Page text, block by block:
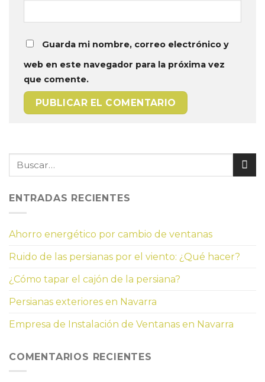
Guarda mi nombre, correo electrónico y
web en este navegador para la próxima vez
que comente.
ENTRADAS RECIENTES
Ahorro energético por cambio de ventanas
Ruido de las persianas por el viento: ¿Qué hacer?
¿Cómo tapar el cajón de la persiana?
Persianas exteriores en Navarra
Empresa de Instalación de Ventanas en Navarra
COMENTARIOS RECIENTES